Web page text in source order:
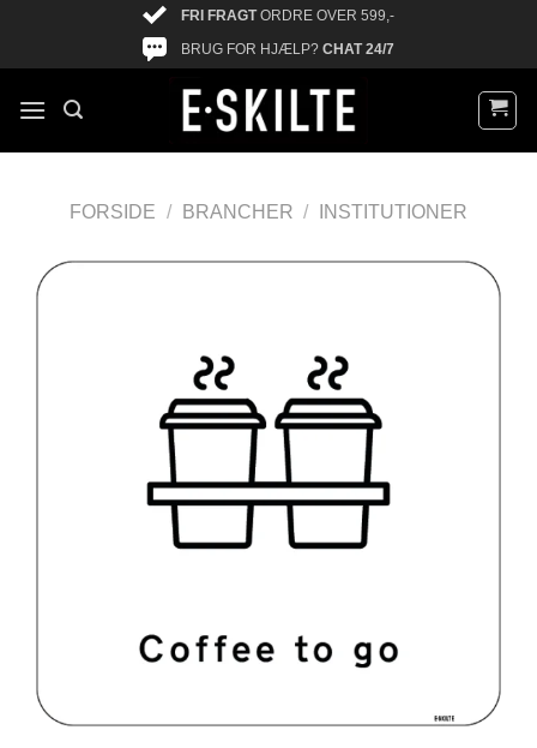
FRI FRAGTORDRE OVER 599,-
BRUG FOR HJÆLP? CHAT 24/7
FORSIDE / BRANCHER / INSTITUTIONER